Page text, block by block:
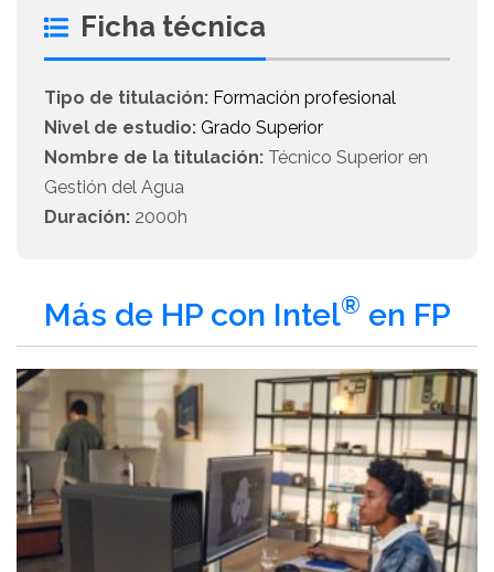
Ficha técnica
Tipo de titulación: Formación profesional
Nivel de estudio: Grado Superior
Nombre de la titulación: Técnico Superior en
Gestión del Agua
Duración: 2000h
Más de HP con Intel® en FP